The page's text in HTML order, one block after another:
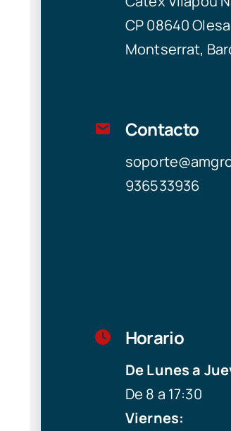
CP 08640
Montserrat,
Contacto
936533936
Horario
De Lunes a
De 8 a 17:30
Viernes: